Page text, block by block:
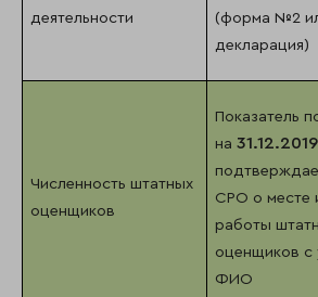
деятельности
(форма №2
декларация)
Численность штатных
оценщиков
Показатель
на31.12.2019
СРО о месте
работы
оценщиков с
ФИО